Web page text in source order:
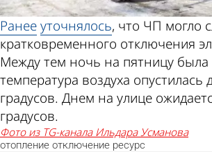
Ранееуточнялось, что ЧП могло
кратковременного отключения
Между тем ночь на пятницу
температура воздуха опустилась
градусов. Днем на улице
градусов.
фото из TG-канала Ильдара Усманова
отопление отключение ресурс